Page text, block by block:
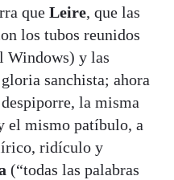
que Leire, que las
los tubos reunidos
Windows) y las
sanchista; ahora
la misma
el mismo patíbulo, a
ridículo y
(“todas las palabras